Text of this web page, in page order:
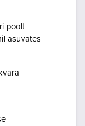
poolt
asuvates